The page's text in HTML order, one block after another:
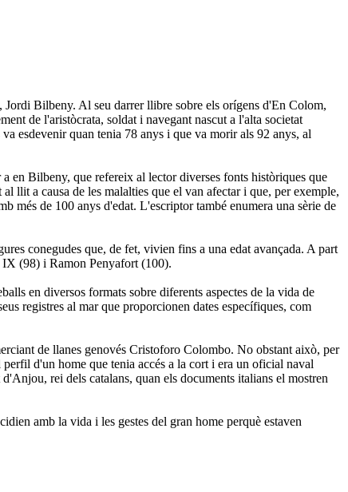
Bilbeny. Al seu darrer llibre sobre els orígens d'En Colom,
de l'aristòcrata, soldat i navegant nascut a l'alta societat
esdevenir quan tenia 78 anys i que va morir als 92 anys, al
en Bilbeny, que refereix al lector diverses fonts històriques que
llit a causa de les malalties que el van afectar i que, per exemple,
més de 100 anys d'edat. L'escriptor també enumera una sèrie de
conegudes que, de fet, vivien fins a una edat avançada. A part
(98) i Ramon Penyafort (100).
en diversos formats sobre diferents aspectes de la vida de
registres al mar que proporcionen dates específiques, com
de llanes genovés Cristoforo Colombo. No obstant això, per
d'un home que tenia accés a la cort i era un oficial naval
rei dels catalans, quan els documents italians el mostren
amb la vida i les gestes del gran home perquè estaven